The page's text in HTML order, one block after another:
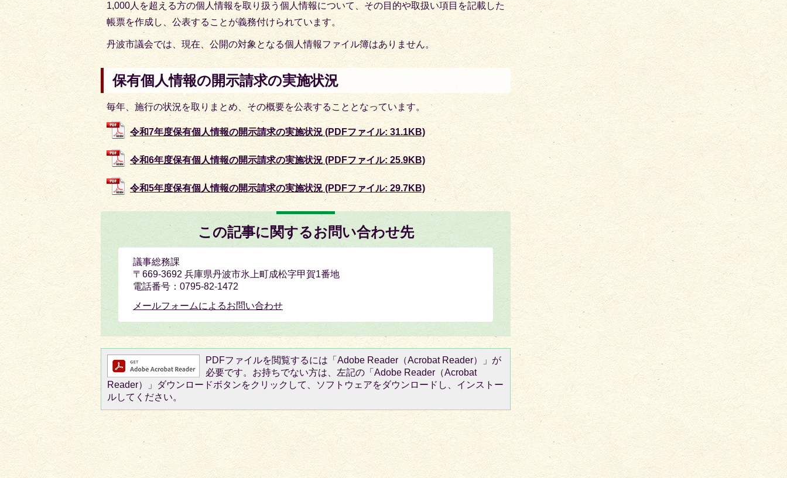
1,000人を超える方の個人情報を取り扱う個人情報について、その目的や取扱い項目を記載した
帳票を作成し、公表することが義務付けられています。
丹波市議会では、現在、公開の対象となる個人情報ファイル簿はありません。
保有個人情報の開示請求の実施状況
毎年、施行の状況を取りまとめ、その概要を公表することとなっています。
令和7年度保有個人情報の開示請求の実施状況 (PDFファイル: 31.1KB)
令和6年度保有個人情報の開示請求の実施状況 (PDFファイル: 25.9KB)
令和5年度保有個人情報の開示請求の実施状況 (PDFファイル: 29.7KB)
この記事に関するお問い合わせ先
議事総務課
〒669-3692 兵庫県丹波市氷上町成松字甲賀1番地
電話番号：0795-82-1472
メールフォームによるお問い合わせ
PDFファイルを閲覧するには「Adobe Reader（Acrobat Reader）」が
必要です。お持ちでない方は、左記の「Adobe Reader（Acrobat
Reader）」ダウンロードボタンをクリックして、ソフトウェアをダウンロードし、インストー
ルしてください。